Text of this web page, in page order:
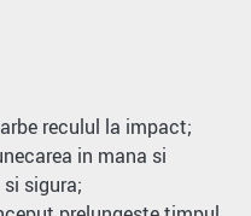
reculul la impact;
in mana si
sigura;